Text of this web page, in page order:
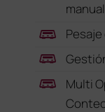
manual
Multi